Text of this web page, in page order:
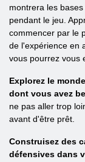
montrera les
pendant le jeu.
commencer par le
de l'expérience en
vous pourrez vous
Explorez le
dont vous avez
ne pas aller trop
avant d'être prêt.
Construisez des
défensives dans